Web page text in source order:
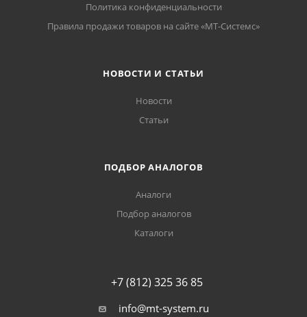
Политика конфиденциальности
Правила продажи товаров на сайте «МТ-Системс»
НОВОСТИ И СТАТЬИ
Новости
Статьи
ПОДБОР АНАЛОГОВ
Аналоги
Подбор аналогов
Каталоги
+7 (812) 325 36 85
info@mt-system.ru